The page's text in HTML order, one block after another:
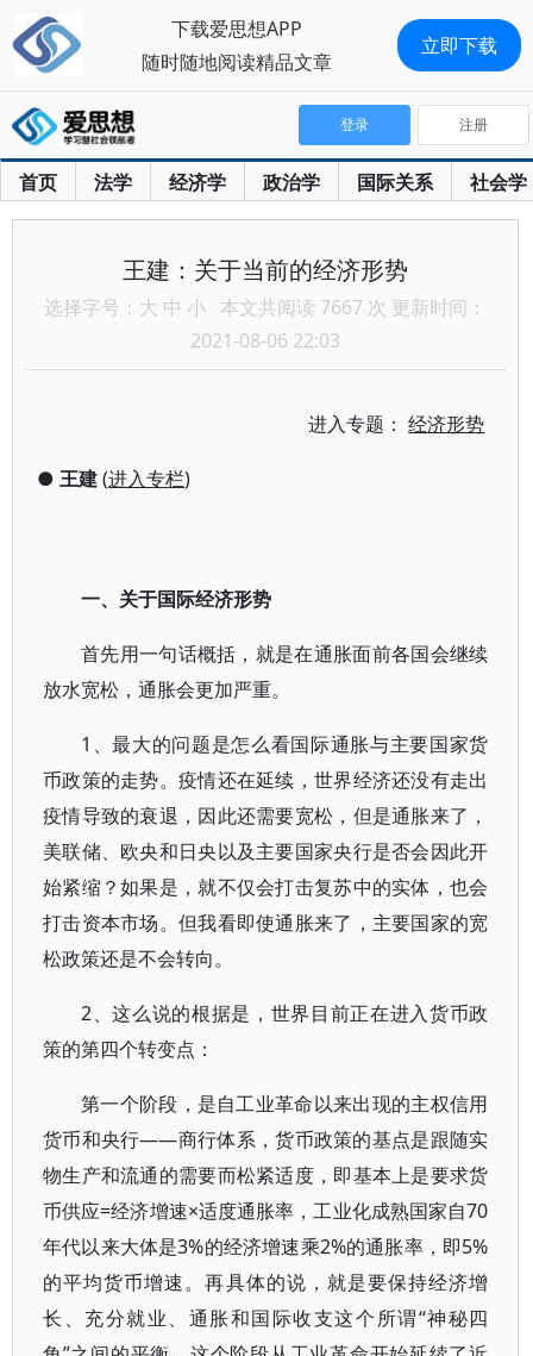
首页 法学 经济学 政治学 国际关系 社会学
登录 注册
王建：关于当前的经济形势
选择字号： 大 中 小 本文共阅读 7667 次 更新时间：
2021-08-06 22:03
进入专题：经济形势
● 王建(进入专栏)
一、关于国际经济形势
首先用一句话概括，就是在通胀面前各国会继续
放水宽松，通胀会更加严重。
1、最大的问题是怎么看国际通胀与主要国家货
币政策的走势。疫情还在延续，世界经济还没有走出
疫情导致的衰退，因此还需要宽松，但是通胀来了，
美联储、欧央和日央以及主要国家央行是否会因此开
始紧缩？如果是，就不仅会打击复苏中的实体，也会
打击资本市场。但我看即使通胀来了，主要国家的宽
松政策还是不会转向。
2、这么说的根据是，世界目前正在进入货币政
策的第四个转变点：
第一个阶段，是自工业革命以来出现的主权信用
货币和央行——商行体系，货币政策的基点是跟随实
物生产和流通的需要而松紧适度，即基本上是要求货
币供应=经济增速×适度通胀率，工业化成熟国家自70
年代以来大体是3%的经济增速乘2%的通胀率，即5%
的平均货币增速。再具体的说，就是要保持经济增
长、充分就业、通胀和国际收支这个所谓“神秘四
下载爱思想APP
随时随地阅读精品文章
立即下载